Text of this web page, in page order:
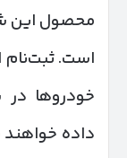
محصول این
داده